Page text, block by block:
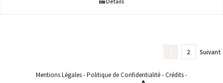
2 Suivant
Mentions Légales- Politique de Confidentialité- Crédits-